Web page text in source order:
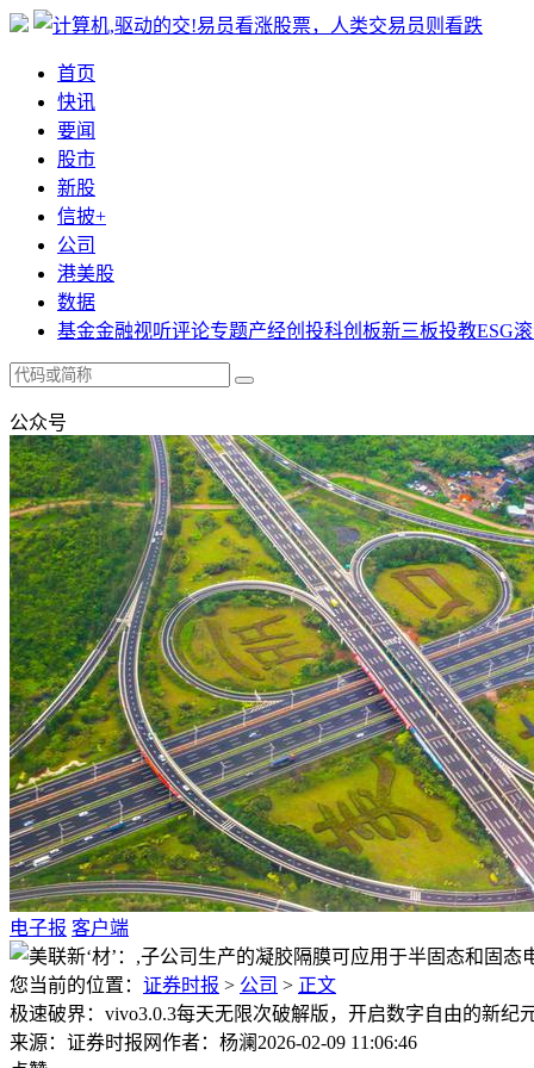
首页
快讯
要闻
股市
新股
信披+
公司
港美股
数据
基金金融视听评论专题产经创投科创板新三板投教ESG
公众号
电子报 客户端
您当前的位置： 证券时报 > 公司 > 正文
极速破界：vivo3.0.3每天无限次破解版，开启数字自由的新纪
来源：证券时报网作者：杨澜 2026-02-09 11:06:46